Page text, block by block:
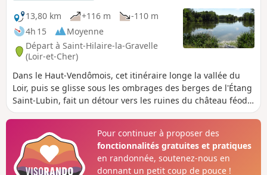
13,80 km
+116 m
-110 m
4h 15
Moyenne
Départ à Saint-Hilaire-la-Gravelle
(Loir-et-Cher)
Dans le Haut-Vendômois, cet itinéraire longe la vallée du
Loir, puis se glisse sous les ombrages des berges de l'Étang
Saint-Lubin, fait un détour vers les ruines du château féodal
de Fréteval, avant de s'aventurer entre les cultures, dans un
Hilaire-la-Gravelle.
Pour continuer à proposer des
fonctionnalités gratuites et pratiques
en randonnée, soutenez-nous en
donnant un petit coup de pouce !